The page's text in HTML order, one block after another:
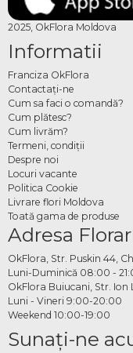
2025, OkFlora Moldova
Informatii
Franciza OkFlora
Contactaţi-ne
Cum sa faci o comandă?
Cum plătesc?
Cum livrăm?
Termeni, condiţii
Despre noi
Locuri vacante
Politica Cookie
Livrare flori Moldova
Toată gama de produse
Adresa
OkFlora, Str. Puskin 44,
Luni-Duminică 08:00 -
OkFlora Buiucani, Str. Ion
Luni - Vineri 9:00-20:00
Weekend 10:00-19:00
Sunaţi-ne